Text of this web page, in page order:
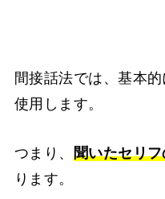
間接話法では、基本
使用します。
つまり、 聞いたセリ
ります。